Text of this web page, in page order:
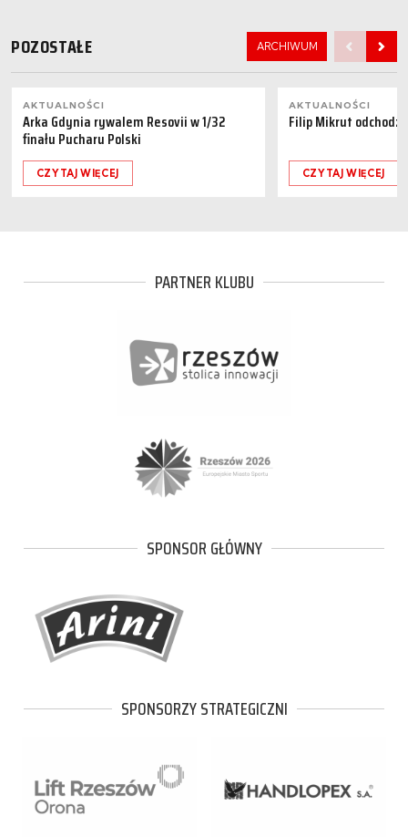
POZOSTAŁE ARCHIWUM
AKTUALNOŚCI
Arka Gdynia rywalem Resovii w 1/32
finału Pucharu Polski
CZYTAJ WIĘCEJ
AKTUALNOŚCI
Filip Mikrut
CZYTAJ WIĘCEJ
PARTNER KLUBU
SPONSOR GŁÓWNY
SPONSORZY STRATEGICZNI